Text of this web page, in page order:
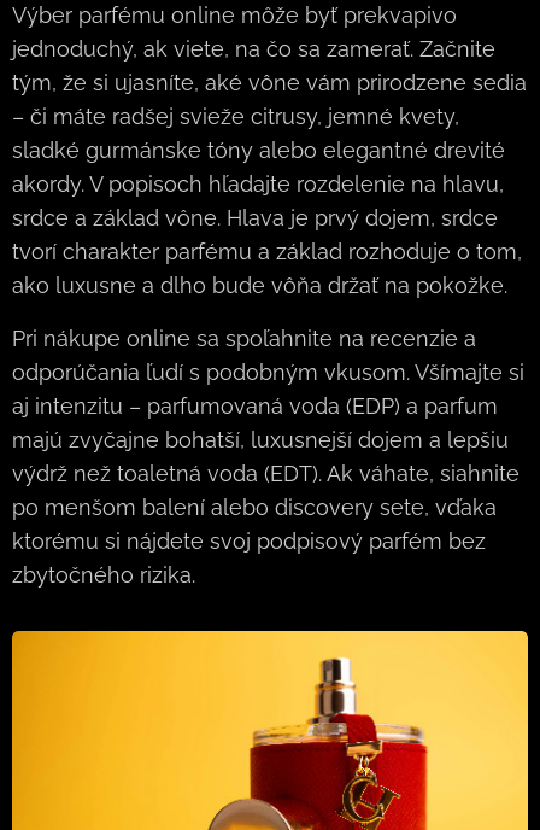
Výber parfému online môže byť prekvapivo
jednoduchý, ak viete, na čo sa zamerať. Začnite
tým, že si ujasníte, aké vône vám prirodzene sedia
– či máte radšej svieže citrusy, jemné kvety,
sladké gurmánske tóny alebo elegantné drevité
akordy. V popisoch hľadajte rozdelenie na hlavu,
srdce a základ vône. Hlava je prvý dojem, srdce
tvorí charakter parfému a základ rozhoduje o tom,
ako luxusne a dlho bude vôňa držať na pokožke.
Pri nákupe online sa spoľahnite na recenzie a
odporúčania ľudí s podobným vkusom. Všímajte si
aj intenzitu – parfumovaná voda (EDP) a parfum
majú zvyčajne bohatší, luxusnejší dojem a lepšiu
výdrž než toaletná voda (EDT). Ak váhate, siahnite
po menšom balení alebo discovery sete, vďaka
ktorému si nájdete svoj podpisový parfém bez
zbytočného rizika.